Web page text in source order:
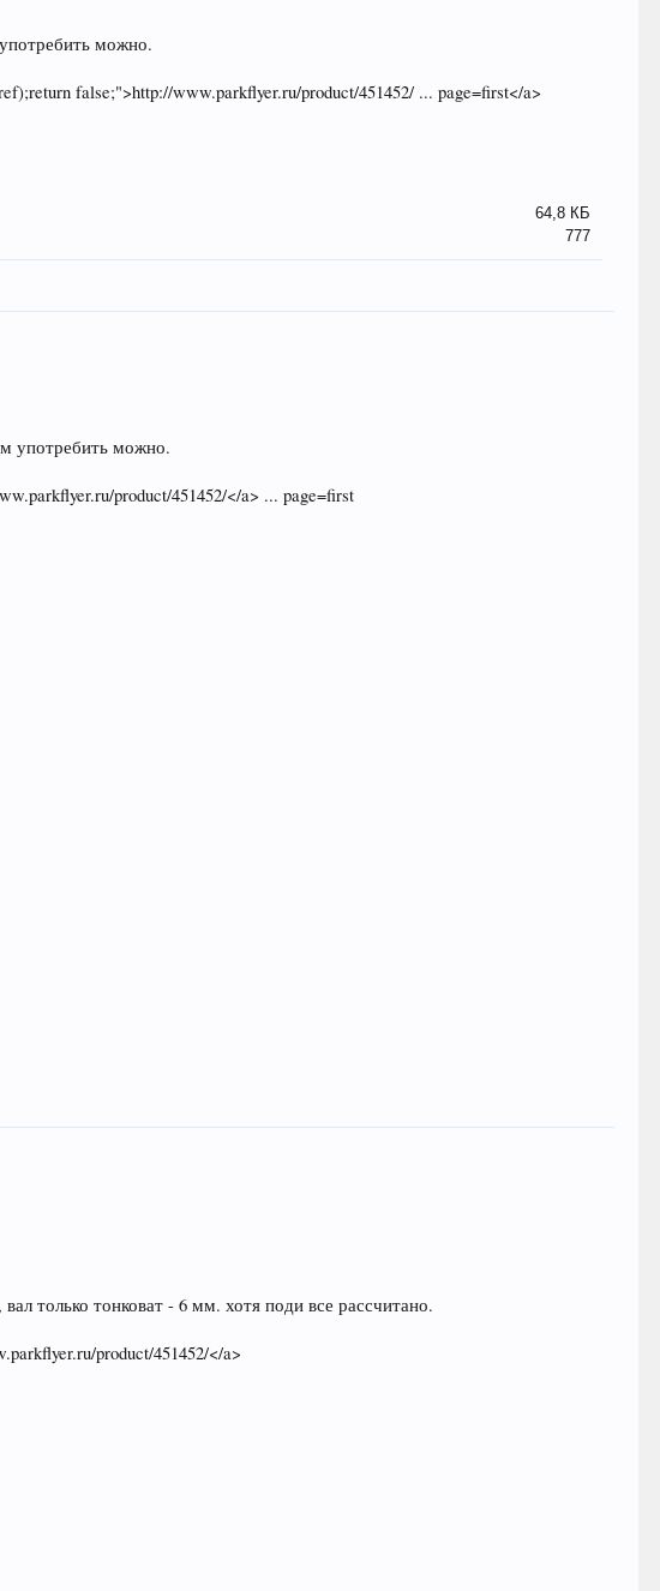
можно.
false;">http://www.parkflyer.ru/product/451452/ ... page=first</a>
64,8 КБ
777
употребить можно.
product/451452/</a> ... page=first
только тонковат - 6 мм. хотя поди все рассчитано.
product/451452/</a>